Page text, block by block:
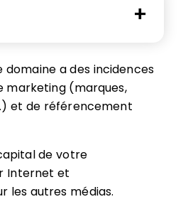
domaine a des incidences
marketing (marques,
et de référencement
de votre
Internet et
les autres médias.